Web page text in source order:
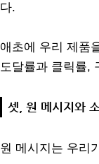
다.
애초에 우리 제품
도달률과 클릭률,
셋, 원 메시지와
원 메시지는 우리